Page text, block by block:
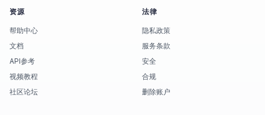
资源
帮助中心
文档
API参考
视频教程
社区论坛
法律
隐私政策
服务条款
安全
合规
删除账户